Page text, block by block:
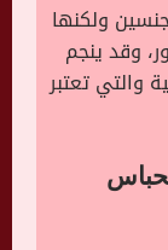
ولكنها
وقد ينجم
والتي تعتبر